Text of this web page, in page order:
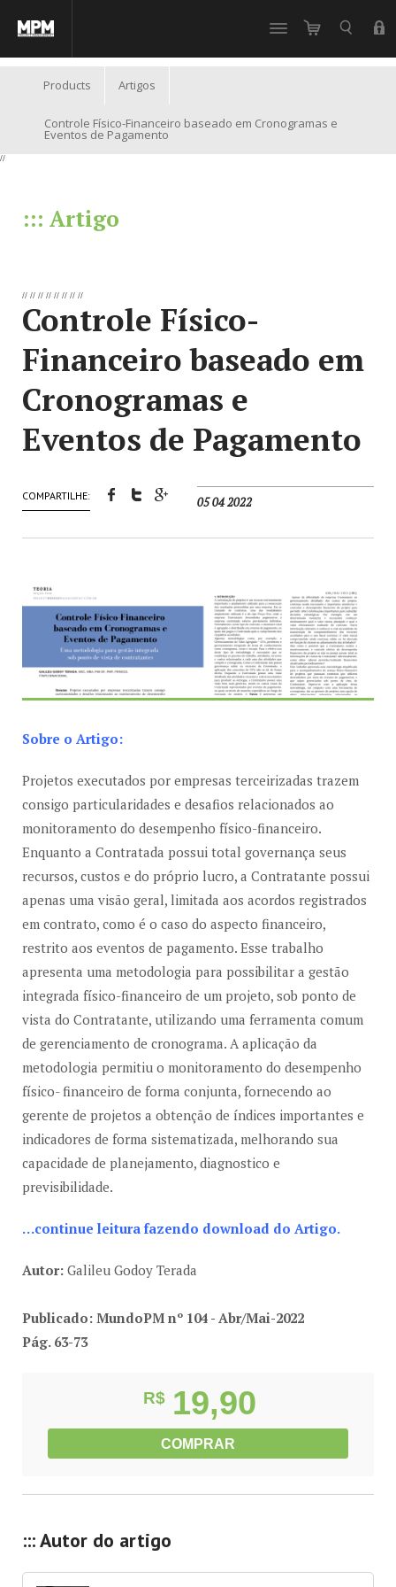
Products Artigos
Controle Físico-Financeiro baseado em Cronogramas e
Eventos de Pagamento
//
::: Artigo
// // // // // // // //
Controle Físico-
Financeiro baseado em
Cronogramas e
Eventos de Pagamento
05 04 2022
COMPARTILHE:
Sobre o Artigo:
Projetos executados por empresas terceirizadas trazem
consigo particularidades e desafios relacionados ao
monitoramento do desempenho físico-financeiro.
Enquanto a Contratada possui total governança seus
recursos, custos e do próprio lucro, a Contratante possui
apenas uma visão geral, limitada aos acordos registrados
em contrato, como é o caso do aspecto financeiro,
restrito aos eventos de pagamento. Esse trabalho
apresenta uma metodologia para possibilitar a gestão
integrada físico-financeiro de um projeto, sob ponto de
vista do Contratante, utilizando uma ferramenta comum
de gerenciamento de cronograma. A aplicação da
metodologia permitiu o monitoramento do desempenho
físico- financeiro de forma conjunta, fornecendo ao
gerente de projetos a obtenção de índices importantes e
indicadores de forma sistematizada, melhorando sua
capacidade de planejamento, diagnostico e
previsibilidade.
…continue leitura fazendo download do Artigo.
Autor: Galileu Godoy Terada
Publicado: MundoPM nº 104 - Abr/Mai-2022
Pág. 63-73
R$ 19,90
COMPRAR
::: Autor do artigo